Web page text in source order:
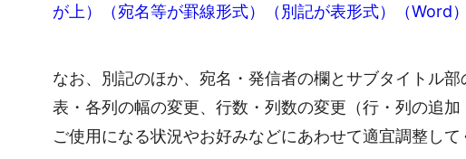
が上）（宛名等が罫線形式）（別記が表形式）（Word）
なお、別記のほか、宛名・発信者の欄とサブタイトル
表・各列の幅の変更、行数・列数の変更（行・列の追
ご使用になる状況やお好みなどにあわせて適宜調整して